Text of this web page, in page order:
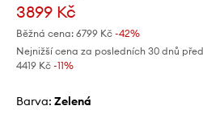
3899 Kč
Běžná cena: 6799 Kč -42%
Nejnižší cena za posledních 30 dnů
4419 Kč -11%
Barva: zelená